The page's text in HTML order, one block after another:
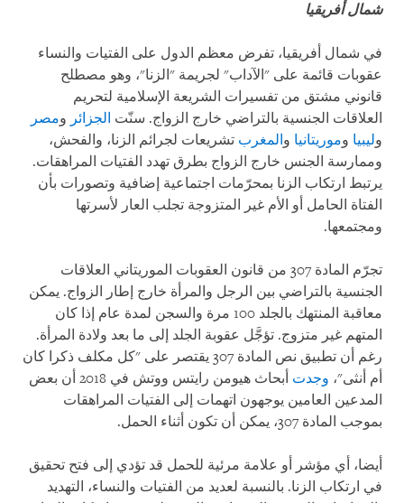
شمال أفريقيا
في شمال أفريقيا، تفرض معظم الدول على الفتيات والنساء
عقوبات قائمة على "الآداب" لجريمة "الزنا"، وهو مصطلح
قانوني مشتق من تفسيرات الشريعة الإسلامية لتحريم
العلاقات الجنسية بالتراضي خارج الزواج. سنّت الجزائر ومصر
وليبيا وموريتانيا و المغرب تشريعات لجرائم الزنا، والفحش،
وممارسة الجنس خارج الزواج بطرق تهدد الفتيات المراهقات.
يرتبط ارتكاب الزنا بمحرّمات اجتماعية إضافية وتصورات بأن
الفتاة الحامل أو الأم غير المتزوجة تجلب العار لأسرتها
ومجتمعها.
تجرّم المادة 307 من قانون العقوبات الموريتاني العلاقات
الجنسية بالتراضي بين الرجل والمرأة خارج إطار الزواج. يمكن
معاقبة المنتهك بالجلد 100 مرة والسجن لمدة عام إذا كان
المتهم غير متزوج. تؤجَّل عقوبة الجلد إلى ما بعد ولادة المرأة.
رغم أن تطبيق نص المادة 307 يقتصر على "كل مكلف ذكرا كان
أم أنثى"، وجدت
أبحاث هيومن رايتس ووتش في 2018 أن بعض
المدعين العامين يوجهون اتهمات إلى الفتيات المراهقات
بموجب المادة 307، يمكن أن تكون أثناء الحمل.
أيضا، أي مؤشر أو علامة مرئية للحمل قد تؤدي إلى فتح تحقيق
في ارتكاب الزنا. بالنسبة لعديد من الفتيات والنساء، التهديد